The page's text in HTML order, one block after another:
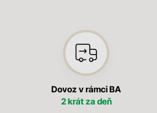
Dovoz v rámci BA
2 krát za deň